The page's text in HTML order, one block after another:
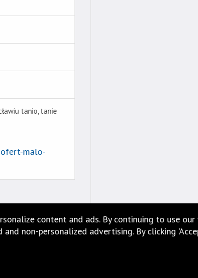
tanio, tanie
malo-
content and ads. By continuing to use
non-personalized advertising. By clicking